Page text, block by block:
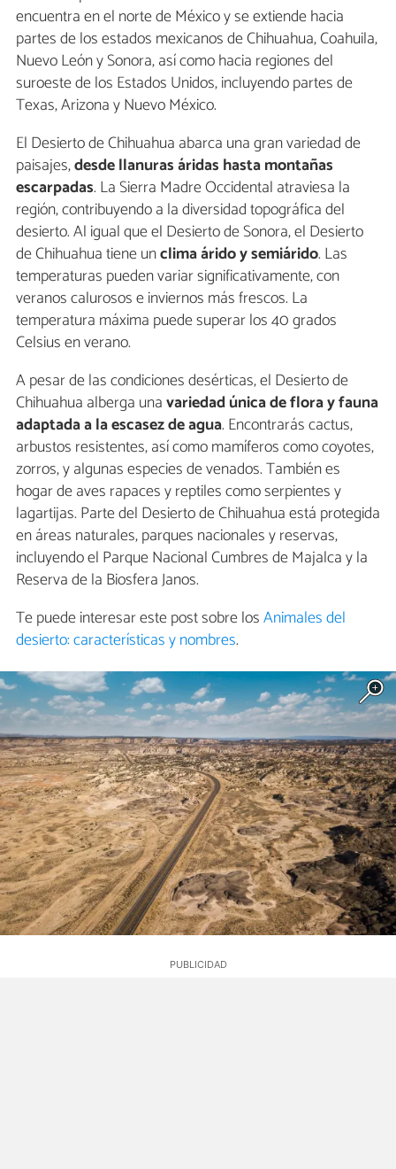
encuentra en el norte de México y se extiende hacia
partes de los estados mexicanos de Chihuahua, Coahuila,
Nuevo León y Sonora, así como hacia regiones del
suroeste de los Estados Unidos, incluyendo partes de
Texas, Arizona y Nuevo México.
El Desierto de Chihuahua abarca una gran variedad de
paisajes,desde llanuras áridas hasta montañas
escarpadas. La Sierra Madre Occidental atraviesa la
región, contribuyendo a la diversidad topográfica del
desierto. Al igual que el Desierto de Sonora, el Desierto
de Chihuahua tiene unclima árido y semiárido. Las
temperaturas pueden variar significativamente, con
veranos calurosos e inviernos más frescos. La
temperatura máxima puede superar los 40 grados
Celsius en verano.
A pesar de las condiciones desérticas, el Desierto de
Chihuahua alberga unavariedad única de flora y fauna
adaptada a la escasez de agua. Encontrarás cactus,
arbustos resistentes, así como mamíferos como coyotes,
zorros, y algunas especies de venados. También es
hogar de aves rapaces y reptiles como serpientes y
lagartijas. Parte del Desierto de Chihuahua está protegida
en áreas naturales, parques nacionales y reservas,
incluyendo el Parque Nacional Cumbres de Majalca y la
Reserva de la Biosfera Janos.
Te puede interesar este post sobre losAnimales del
desierto: características y nombres.